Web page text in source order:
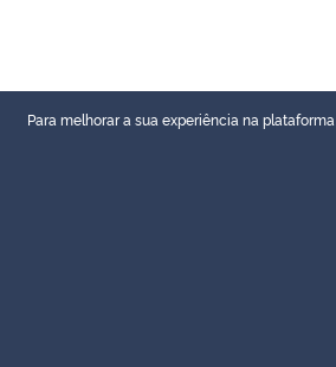
Para melhorar a sua experiência na